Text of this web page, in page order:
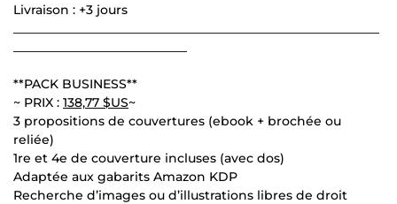
Livraison : +3 jours
**PACK BUSINESS**
~ PRIX : 138,77 $US~
3 propositions de couvertures (ebook + brochée ou
reliée)
1re et 4e de couverture incluses (avec dos)
Adaptée aux gabarits Amazon KDP
Recherche d’images ou d’illustrations libres de droit